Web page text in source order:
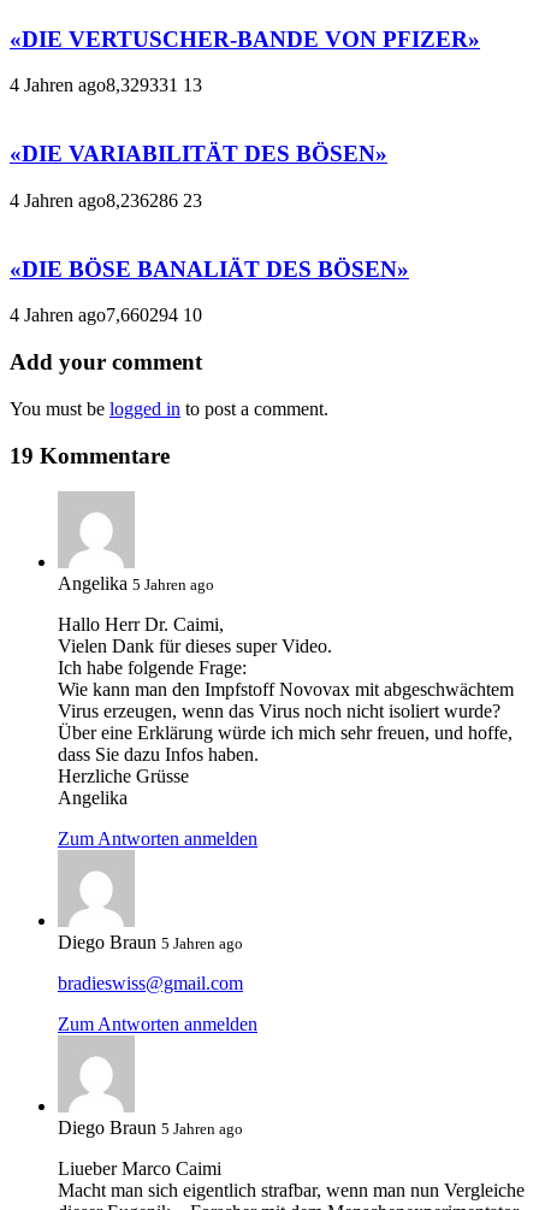
«DIE VERTUSCHER-BANDE VON PFIZER»
4 Jahren ago8,329331 13
«DIE VARIABILITÄT DES BÖSEN»
4 Jahren ago8,236286 23
«DIE BÖSE BANALIÄT DES BÖSEN»
4 Jahren ago7,660294 10
Add your comment
You must be logged in to post a comment.
19 Kommentare
Angelika 5 Jahren ago
Hallo Herr Dr. Caimi,
Vielen Dank für dieses super Video.
Ich habe folgende Frage:
Wie kann man den Impfstoff Novovax mit abgeschwächtem
Virus erzeugen, wenn das Virus noch nicht isoliert wurde?
Über eine Erklärung würde ich mich sehr freuen, und hoffe,
dass Sie dazu Infos haben.
Herzliche Grüsse
Angelika
Zum Antworten anmelden
Diego Braun 5 Jahren ago
bradieswiss@gmail.com
Zum Antworten anmelden
Diego Braun 5 Jahren ago
Liueber Marco Caimi
Macht man sich eigentlich strafbar, wenn man nun Vergleiche